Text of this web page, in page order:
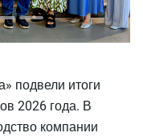
подвели итоги
2026 года. В
компании